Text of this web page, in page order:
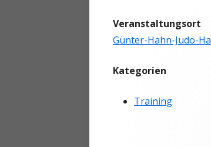
Veranstaltungsort
Günter-Hahn-Judo-
Kategorien
Training